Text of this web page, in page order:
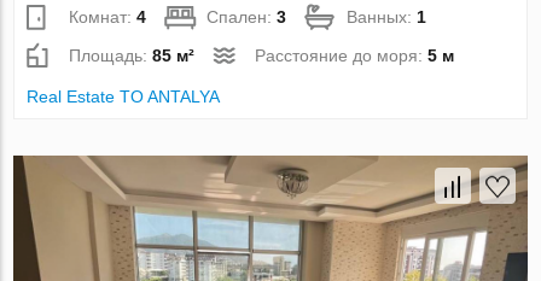
Комнат:4 Спален:3 Ванных: 1
Площадь:85 м² Расстояние до моря:5 м
Real Estate TO ANTALYA